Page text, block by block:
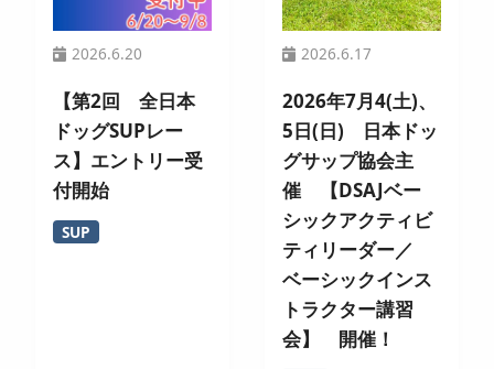
2026.6.20
【第2回 全日本
ドッグSUPレー
ス】エントリー受
付開始
SUP
2026.6.17
2026年7月4(土)、
5日(日) 日本ドッ
グサップ協会主
催 【DSAJベー
シックアクティビ
ティリーダー／
ベーシックインス
トラクター講習
会】 開催！